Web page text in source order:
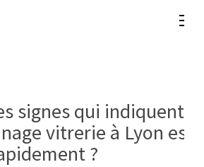
signes qui indiquent
vitrerie à Lyon est
?